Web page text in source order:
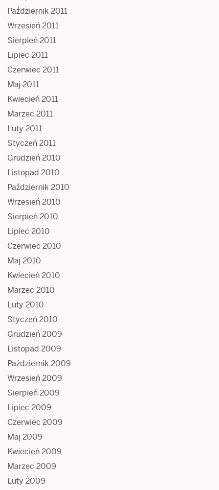
Październik 2011
Wrzesień 2011
Sierpień 2011
Lipiec 2011
Czerwiec 2011
Maj 2011
Kwiecień 2011
Marzec 2011
Luty 2011
Styczeń 2011
Grudzień 2010
Listopad 2010
Październik 2010
Wrzesień 2010
Sierpień 2010
Lipiec 2010
Czerwiec 2010
Maj 2010
Kwiecień 2010
Marzec 2010
Luty 2010
Styczeń 2010
Grudzień 2009
Listopad 2009
Październik 2009
Wrzesień 2009
Sierpień 2009
Lipiec 2009
Czerwiec 2009
Maj 2009
Kwiecień 2009
Marzec 2009
Luty 2009